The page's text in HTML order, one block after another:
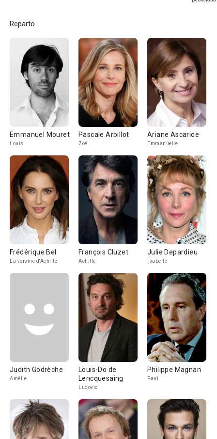
Reparto
Emmanuel Mouret
Louis
Pascale Arbillot
Zoé
Ariane Ascaride
Emmanuelle
Frédérique Bel
La voisine d'Achille
François Cluzet
Achille
Julie Depardieu
Isabelle
Judith Godrèche
Amélie
Louis-Do de
Lencquesaing
Ludovic
Philippe Magnan
Paul